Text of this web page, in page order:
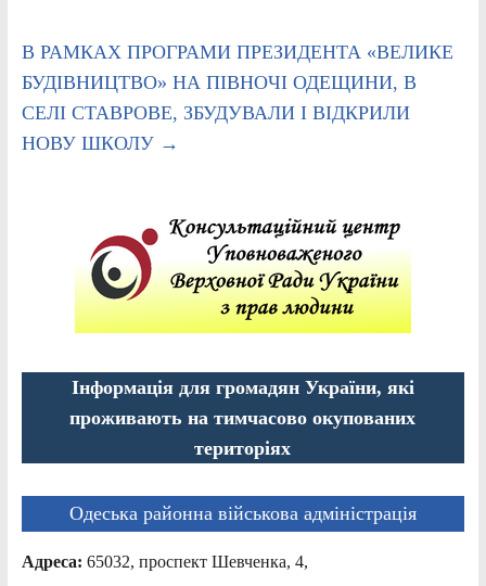
В РАМКАХ ПРОГРАМИ ПРЕЗИДЕНТА «ВЕЛИКЕ
БУДІВНИЦТВО» НА ПІВНОЧІ ОДЕЩИНИ, В
СЕЛІ СТАВРОВЕ, ЗБУДУВАЛИ І ВІДКРИЛИ
НОВУ ШКОЛУ →
Інформація для громадян України, які
проживають на тимчасово окупованих
територіях
Одеська районна військова адміністрація
Адреса: 65032, проспект Шевченка, 4,